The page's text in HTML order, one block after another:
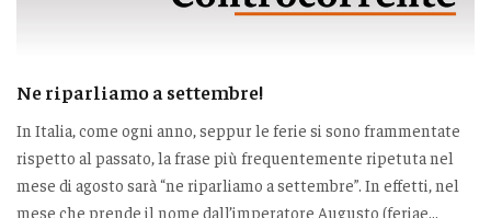
Ne riparliamo a settembre!
In Italia, come ogni anno, seppur le ferie si sono frammentate
rispetto al passato, la frase più frequentemente ripetuta nel
mese di agosto sarà “ne riparliamo a settembre”. In effetti, nel
mese che prende il nome dall’imperatore Augusto (feriae...